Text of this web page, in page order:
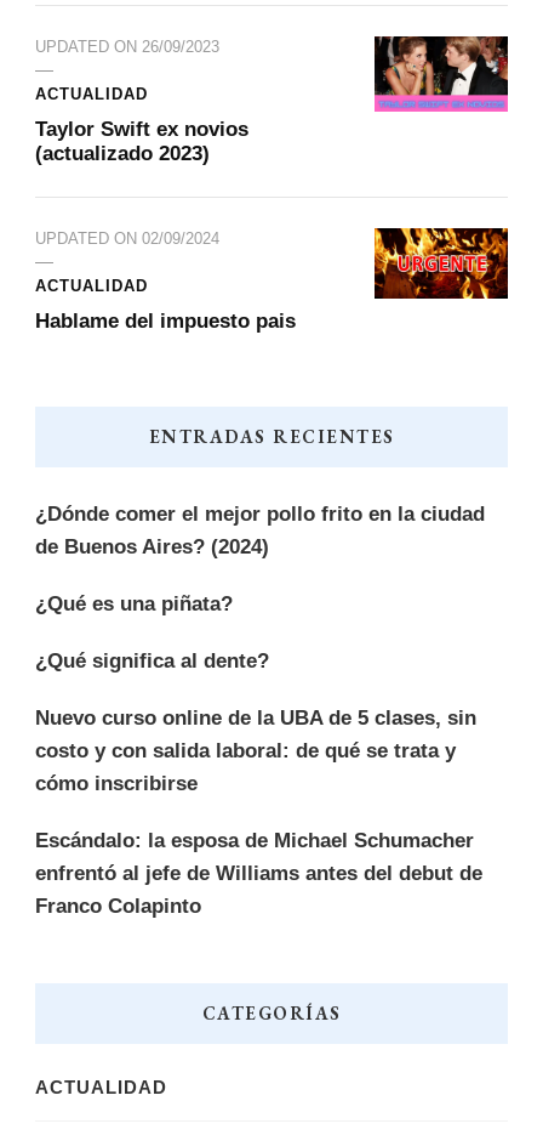
UPDATED ON 26/09/2023
ACTUALIDAD
Taylor Swift ex novios
(actualizado 2023)
UPDATED ON 02/09/2024
ACTUALIDAD
Hablame del impuesto pais
ENTRADAS RECIENTES
¿Dónde comer el mejor pollo frito en la ciudad
de Buenos Aires? (2024)
¿Qué es una piñata?
¿Qué significa al dente?
Nuevo curso online de la UBA de 5 clases, sin
costo y con salida laboral: de qué se trata y
cómo inscribirse
Escándalo: la esposa de Michael Schumacher
enfrentó al jefe de Williams antes del debut de
Franco Colapinto
CATEGORÍAS
ACTUALIDAD